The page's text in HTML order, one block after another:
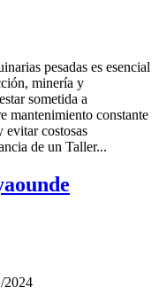
pesadas es esencial
minería y
sometida a
mantenimiento constante
evitar costosas
de un Taller...
2024